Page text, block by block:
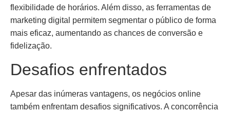
flexibilidade de horários. Além disso, as ferramentas de
marketing digital permitem segmentar o público de forma
mais eficaz, aumentando as chances de conversão e
fidelização.
Desafios enfrentados
Apesar das inúmeras vantagens, os negócios online
também enfrentam desafios significativos. A concorrência